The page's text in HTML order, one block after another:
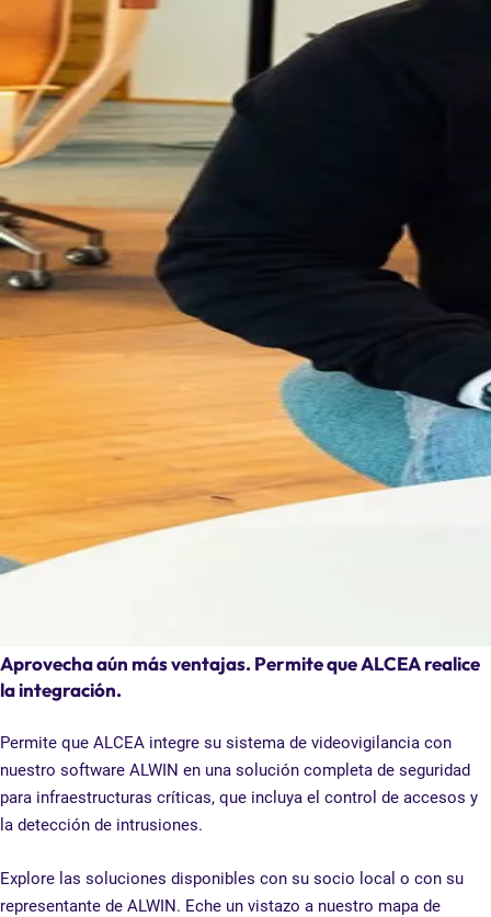
Aprovecha aún más ventajas. Permite que ALCEA realice
la integración.
Permite que ALCEA integre su sistema de videovigilancia con
nuestro software ALWIN en una solución completa de seguridad
para infraestructuras críticas, que incluya el control de accesos y
la detección de intrusiones.
Explore las soluciones disponibles con su socio local o con su
representante de ALWIN. Eche un vistazo a nuestro mapa de